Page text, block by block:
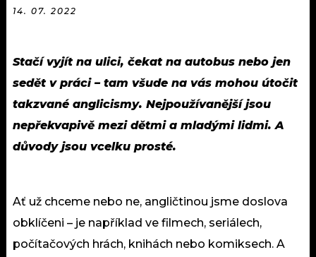
KULTURA
OSTATNÍ
14. 07. 2022
Stačí vyjít na ulici, čekat na autobus nebo jen
sedět v práci – tam všude na vás mohou útočit
takzvané anglicismy. Nejpoužívanější jsou
nepřekvapivě mezi dětmi a mladými lidmi. A
důvody jsou vcelku prosté.
Ať už chceme nebo ne, angličtinou jsme doslova
obklíčeni – je například ve filmech, seriálech,
počítačových hrách, knihách nebo komiksech. A